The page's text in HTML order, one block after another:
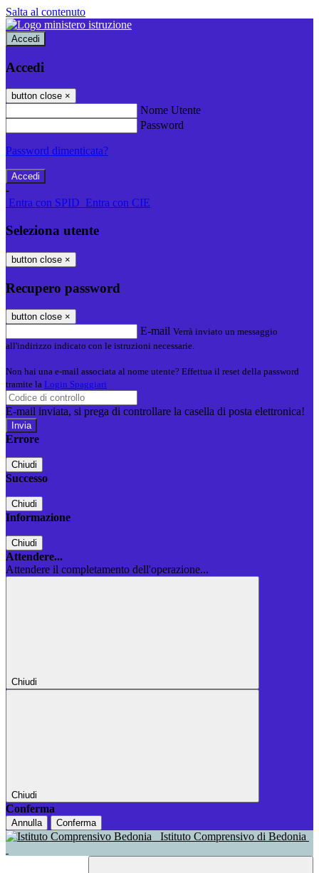
Salta al contenuto
Accedi
Accedi
button close ×
Nome Utente
Password
Password dimenticata?
-
Entra con SPID Entra con CIE
Seleziona utente
button close ×
Recupero password
button close ×
E-mail Verrà inviato un messaggio
all'indirizzo indicato con le istruzioni necessarie.
Non hai una e-mail associata al nome utente? Effettua il reset della password
tramite la Login Spaggiari
E-mail inviata, si prega di controllare la casella di posta elettronica!
Errore
Chiudi
Successo
Chiudi
Informazione
Chiudi
Attendere...
Attendere il completamento dell'operazione...
Chiudi
Chiudi
Conferma
Annulla Conferma
Istituto Comprensivo di Bedonia